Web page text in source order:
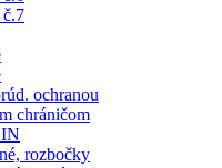
ochranou
chráničom
rozbočky